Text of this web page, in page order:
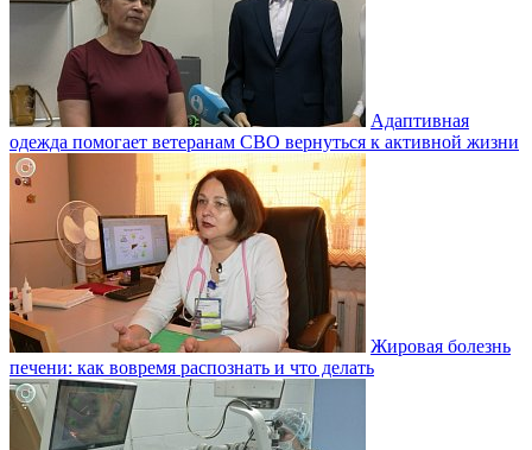
Адаптивная
одежда помогает ветеранам СВО вернуться к активной жизни
Жировая болезнь
печени: как вовремя распознать и что делать